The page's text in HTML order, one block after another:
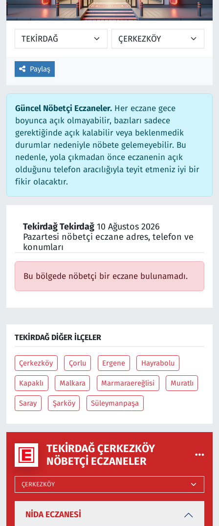
Paylaş
Güncel Nöbetçi Eczaneler.Her eczane gece
boyunca açık olmayabilir, bazıları sadece
gerektiğinde açık kalabilir veya beklenmedik
durumlar nedeniyle nöbete gelemeyebilir. Bu
nedenle, yola çıkmadan önce eczanenin açık
olduğunu telefon aracılığıyla teyit etmeniz iyi bir
fikir olacaktır.
Tekirdağ Tekirdağ10 Ağustos 2026
Pazartesi nöbetçi eczane adres, telefon ve
konumları
Bu bölgede nöbetçi bir eczane bulunamadı.
TEKIRDAĞ DIĞER İLÇELER
Çerkezköy Çorlu Ergene Hayrabolu
Kapaklı Malkara Marmaraereğlisi Muratlı
Saray Şarköy Süleymanpaşa
TEKIRDAĞ ÇERKEZKÖY
NÖBETÇI ECZANELER
NİDA ECZANESİ
Ekonomi
Siyaset
Foto Galeri
Video
Yazarlar
Ara
Gündem
Kapaklı
Kırklareli
Kültür Sanat
Malkara
Marmaraereğlisi
Sağlık
Siyaset
Süleymanpaşa